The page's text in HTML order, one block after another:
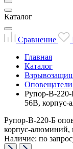
Каталог
Сравнение
Главная
Каталог
Оповещатели
Рупор-В-220-
56В, корпус-
Рупор-В-220-Б
корпус-алюминий,
Наличие: по